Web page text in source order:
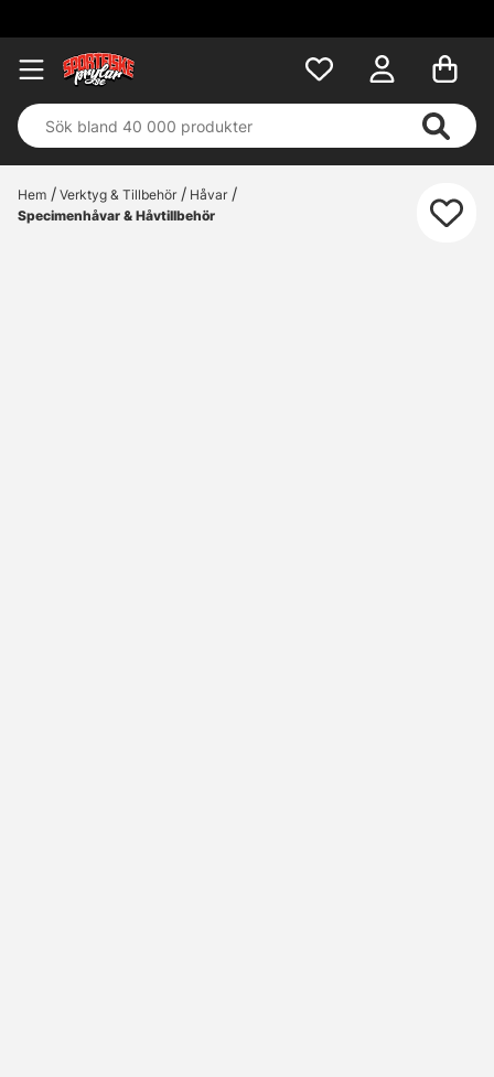
Hem Verktyg & Tillbehör
Håvar
Specimenhåvar & Håvtillbehör